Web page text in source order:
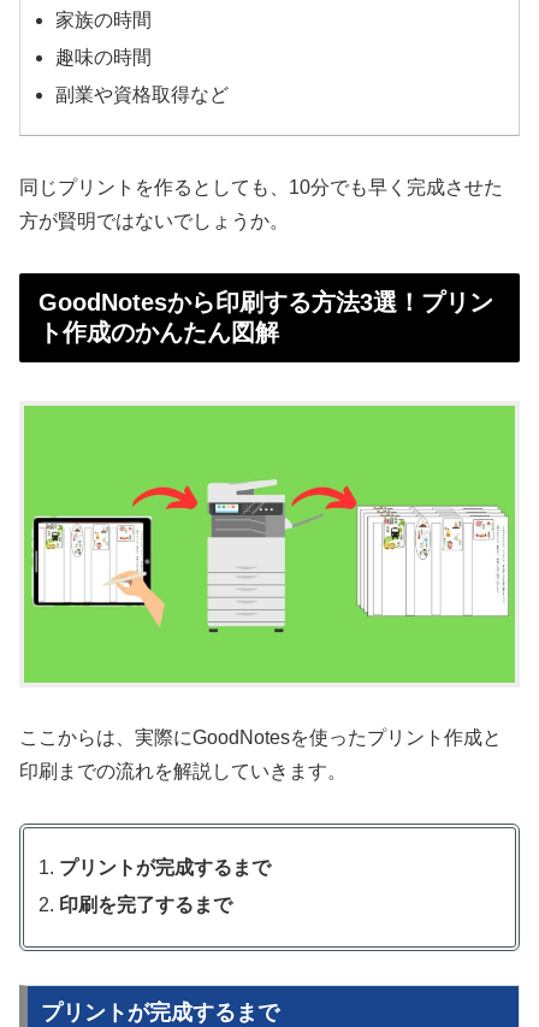
家族の時間
趣味の時間
副業や資格取得など
同じプリントを作るとしても、10分でも早く完成させた
方が賢明ではないでしょうか。
GoodNotesから印刷する方法3選！プリン
ト作成のかんたん図解
ここからは、実際にGoodNotesを使ったプリント作成と
印刷までの流れを解説していきます。
プリントが完成するまで
印刷を完了するまで
プリントが完成するまで